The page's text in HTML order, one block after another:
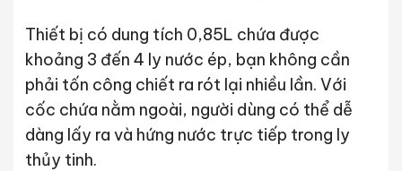
Thiết bị có dung tích 0,85L chứa được
khoảng 3 đến 4 ly nước ép, bạn không cần
phải tốn công chiết ra rót lại nhiều lần. Với
cốc chứa nằm ngoài, người dùng có thể dễ
dàng lấy ra và hứng nước trực tiếp trong ly
thủy tinh.